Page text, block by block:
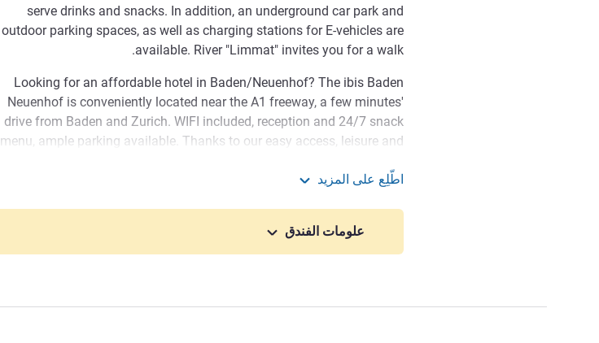
serve drinks and snacks. In addition, an underground car park and
outdoor parking spaces, as well as charging stations for E-vehicles are
available. River "Limmat" invites you for a walk.
Looking for an affordable hotel in Baden/Neuenhof? The ibis Baden
Neuenhof is conveniently located near the A1 freeway, a few minutes'
drive from Baden and Zurich. WIFI included, reception and 24/7 snack
menu, ample parking available. Thanks to our easy access, leisure and
areas within a very short time, Klosterrüti bus stop is right at our
The charming old town of Baden with its historic alleys, the parish
church of the Assumption of Mary and the famous wooden bridge is
اطّلِع على المزيد
علومات الفندق